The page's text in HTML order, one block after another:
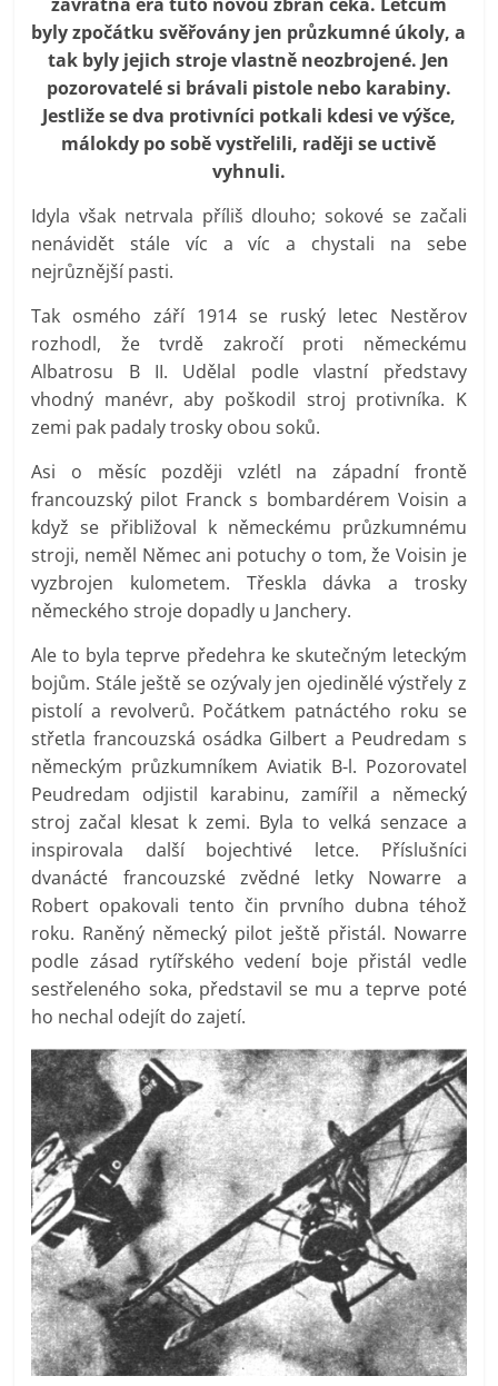
prospívá?
byly zpočátku svěřovány jen průzkumné úkoly, a
tak byly jejich stroje vlastně neozbrojené. Jen
pozorovatelé si brávali pistole nebo karabiny.
Jestliže se dva protivníci potkali kdesi ve výšce,
málokdy po sobě vystřelili, raději se uctivě
vyhnuli.
Idyla však netrvala příliš dlouho; sokové se začali
nenávidět stále víc a víc a chystali na sebe
nejrůznější pasti.
Tak osmého září 1914 se ruský letec Nestěrov
rozhodl, že tvrdě zakročí proti německému
Albatrosu B II. Udělal podle vlastní představy
vhodný manévr, aby poškodil stroj protivníka. K
zemi pak padaly trosky obou soků.
Asi o měsíc později vzlétl na západní frontě
francouzský pilot Franck s bombardérem Voisin a
když se přibližoval k německému průzkumnému
stroji, neměl Němec ani potuchy o tom, že Voisin je
vyzbrojen kulometem. Třeskla dávka a trosky
německého stroje dopadly u Janchery.
Ale to byla teprve předehra ke skutečným leteckým
bojům. Stále ještě se ozývaly jen ojedinělé výstřely z
pistolí a revolverů. Počátkem patnáctého roku se
střetla francouzská osádka Gilbert a Peudredam s
německým průzkumníkem Aviatik B-l. Pozorovatel
Peudredam odjistil karabinu, zamířil a německý
stroj začal klesat k zemi. Byla to velká senzace a
inspirovala další bojechtivé letce. Příslušníci
dvanácté francouzské zvědné letky Nowarre a
Robert opakovali tento čin prvního dubna téhož
roku. Raněný německý pilot ještě přistál. Nowarre
podle zásad rytířského vedení boje přistál vedle
sestřeleného soka, představil se mu a teprve poté
ho nechal odejít do zajetí.